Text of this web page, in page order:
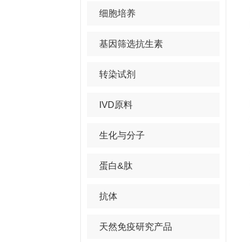
细胞培养
基因筛选抗生素
转染试剂
IVD原料
生化与分子
蛋白&肽
抗体
天然免疫研究产品